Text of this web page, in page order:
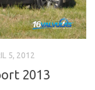
5, 2012
2013